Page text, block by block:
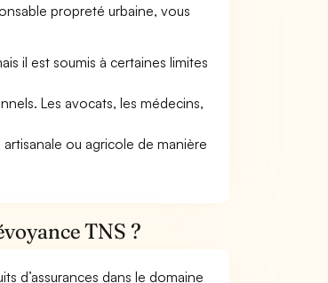
propreté urbaine, vous
il est soumis à certaines limites
Les avocats, les médecins,
ou agricole de manière
TNS ?
d’assurances dans le domaine